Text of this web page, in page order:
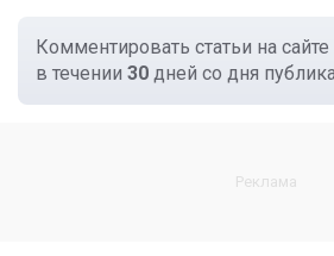
Комментировать статьи на
в течении 30 дней со дня